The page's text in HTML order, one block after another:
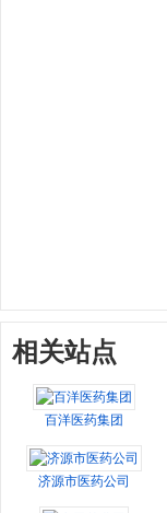
相关站点
百洋医药集团
济源市医药公司